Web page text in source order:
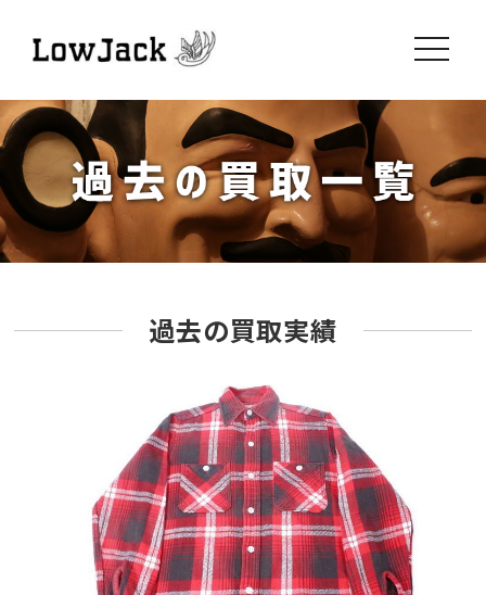
toggle
過去の買取実績